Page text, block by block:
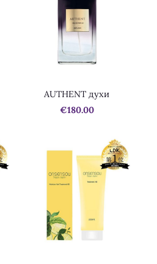
AUTHENT духи
€180.00